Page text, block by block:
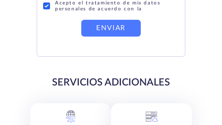
Acepto el tratamiento de mis datos
personales de acuerdo con la
ENVIAR
SERVICIOS ADICIONALES